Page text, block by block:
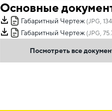
Основные
Габаритный Чертеж (JPG,
Габаритный Чертеж (JPG,
Посмотреть все